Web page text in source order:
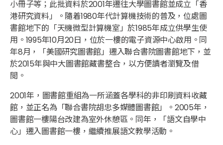
小冊子等；此批資料於2001年遷往大學圖書館並成立「香
港研究資料」。隨着1980年代計算機技術的普及，位處圖
書館地下的「天機微型計算機室」於1985年成立供學生使
用。1995年10月20日，位於一樓的電子資源中心啟用。同
年8月，「美國研究圖書館」遷入聯合書院圖書館地下，並
於2015年與中大圖書館藏書整合，以方便讀者瀏覽及借
閲。
2001年，圖書館重組為一所涵蓋各學科的非印刷資料收藏
館，並正名為「聯合書院胡忠多媒體圖書館」。2005年，
圖書館一樓陽台改建為室外休憩區。同年，「語文自學中
心」遷入圖書館一樓，繼續推展語文教學活動。